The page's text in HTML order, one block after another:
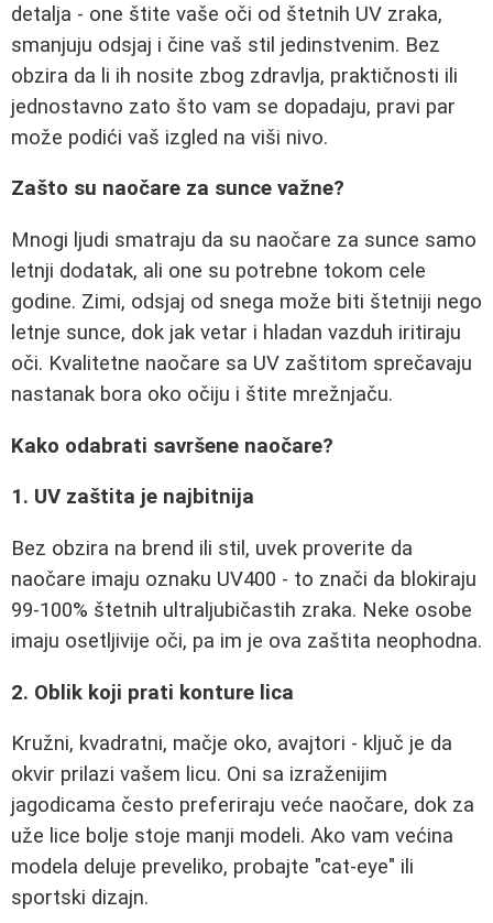
detalja - one štite vaše oči od štetnih UV zraka,
smanjuju odsjaj i čine vaš stil jedinstvenim. Bez
obzira da li ih nosite zbog zdravlja, praktičnosti ili
jednostavno zato što vam se dopadaju, pravi par
može podići vaš izgled na viši nivo.
Zašto su naočare za sunce važne?
Mnogi ljudi smatraju da su naočare za sunce samo
letnji dodatak, ali one su potrebne tokom cele
godine. Zimi, odsjaj od snega može biti štetniji nego
letnje sunce, dok jak vetar i hladan vazduh iritiraju
oči. Kvalitetne naočare sa UV zaštitom sprečavaju
nastanak bora oko očiju i štite mrežnjaču.
Kako odabrati savršene naočare?
1. UV zaštita je najbitnija
Bez obzira na brend ili stil, uvek proverite da
naočare imaju oznaku UV400 - to znači da blokiraju
99-100% štetnih ultraljubičastih zraka. Neke osobe
imaju osetljivije oči, pa im je ova zaštita neophodna.
2. Oblik koji prati konture lica
Kružni, kvadratni, mačje oko, avajtori - ključ je da
okvir prilazi vašem licu. Oni sa izraženijim
jagodicama često preferiraju veće naočare, dok za
uže lice bolje stoje manji modeli. Ako vam većina
modela deluje preveliko, probajte "cat-eye" ili
sportski dizajn.